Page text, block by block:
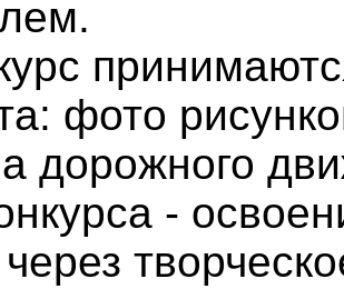
фото
дорожного
-